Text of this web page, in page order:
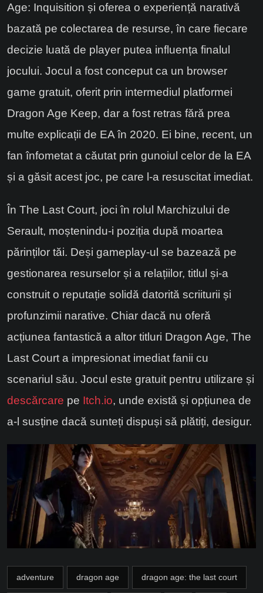
Age: Inquisition și oferea o experiență narativă
bazată pe colectarea de resurse, în care fiecare
decizie luată de player putea influența finalul
jocului. Jocul a fost conceput ca un browser
game gratuit, oferit prin intermediul platformei
Dragon Age Keep, dar a fost retras fără prea
multe explicații de EA în 2020. Ei bine, recent, un
fan înfometat a căutat prin gunoiul celor de la EA
și a găsit acest joc, pe care l-a resuscitat imediat.
În The Last Court, joci în rolul Marchizului de
Serault, moștenindu-i poziția după moartea
părinților tăi. Deși gameplay-ul se bazează pe
gestionarea resurselor și a relațiilor, titlul și-a
construit o reputație solidă datorită scriiturii și
profunzimii narative. Chiar dacă nu oferă
acțiunea fantastică a altor titluri Dragon Age, The
Last Court a impresionat imediat fanii cu
scenariul său. Jocul este gratuit pentru utilizare și
descărcare pe Itch.io, unde există și opțiunea de
a-l susține dacă sunteți dispuși să plătiți, desigur.
adventure dragon age dragon age: the last court